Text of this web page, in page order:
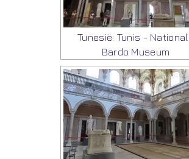
Tunesië: Tunis -
Bardo Museum